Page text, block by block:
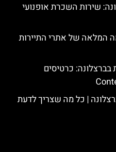
שירות השכרת אופנועי
המלאה של אתרי התיירות
בברצלונה: כרטיסים
| כל מה שצריך לדעת